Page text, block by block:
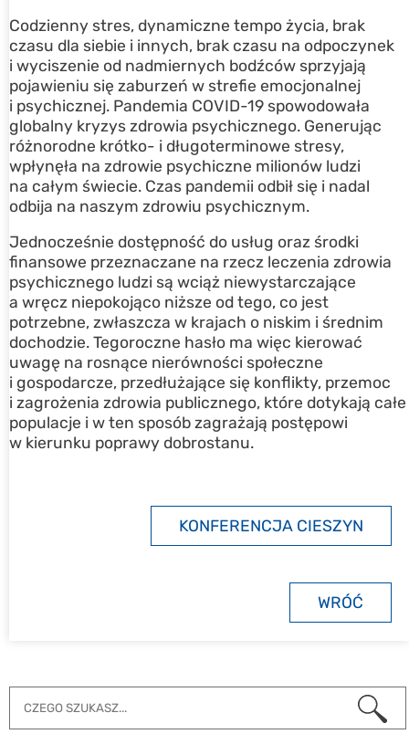
Codzienny stres, dynamiczne tempo życia, brak
czasu dla siebie i innych, brak czasu na odpoczynek
i wyciszenie od nadmiernych bodźców sprzyjają
pojawieniu się zaburzeń w strefie emocjonalnej
i psychicznej. Pandemia COVID-19 spowodowała
globalny kryzys zdrowia psychicznego. Generując
różnorodne krótko- i długoterminowe stresy,
wpłynęła na zdrowie psychiczne milionów ludzi
na całym świecie. Czas pandemii odbił się i nadal
odbija na naszym zdrowiu psychicznym.
Jednocześnie dostępność do usług oraz środki
finansowe przeznaczane na rzecz leczenia zdrowia
psychicznego ludzi są wciąż niewystarczające
a wręcz niepokojąco niższe od tego, co jest
potrzebne, zwłaszcza w krajach o niskim i średnim
dochodzie. Tegoroczne hasło ma więc kierować
uwagę na rosnące nierówności społeczne
i gospodarcze, przedłużające się konflikty, przemoc
i zagrożenia zdrowia publicznego, które dotykają całe
populacje i w ten sposób zagrażają postępowi
w kierunku poprawy dobrostanu.
KONFERENCJA CIESZYN
WRÓĆ